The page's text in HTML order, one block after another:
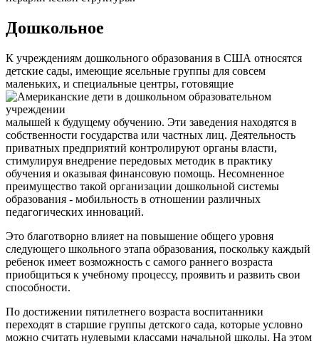
Дошкольное
К учреждениям дошкольного образования в США относятся
детские сады, имеющие ясельные группы для совсем
маленьких, и специальные центры, готовящие
малышей к будущему обучению. Эти заведения находятся в
собственности государства или частных лиц. Деятельность
приватных предприятий контролируют органы власти,
стимулируя внедрение передовых методик в практику
обучения и оказывая финансовую помощь. Несомненное
преимущество такой организации дошкольной системы
образования - мобильность в отношении различных
педагогических инноваций.
Это благотворно влияет на повышение общего уровня
следующего школьного этапа образования, поскольку каждый
ребенок имеет возможность с самого раннего возраста
приобщиться к учебному процессу, проявить и развить свои
способности.
По достижении пятилетнего возраста воспитанники
переходят в старшие группы детского сада, которые условно
можно считать нулевыми классами начальной школы. На этом